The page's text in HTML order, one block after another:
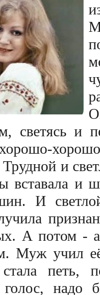
светясь и
хорошо-
и
вставала и
И
А потом -
Муж учил
петь,
голос, надо